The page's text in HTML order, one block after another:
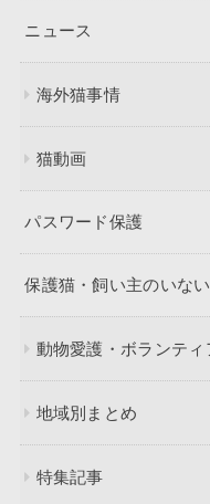
ニュース
海外猫事情
猫動画
パスワード保護
保護猫・飼い主のいな
動物愛護・ボランティ
地域別まとめ
特集記事